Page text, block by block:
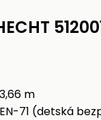
m
71 (detská